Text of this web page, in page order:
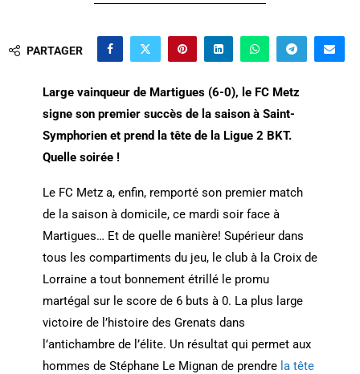
PARTAGER
Large vainqueur de Martigues (6-0), le FC Metz
signe son premier succès de la saison à Saint-
Symphorien et prend la tête de la Ligue 2 BKT.
Quelle soirée !
Le FC Metz a, enfin, remporté son premier match
de la saison à domicile, ce mardi soir face à
Martigues… Et de quelle manière! Supérieur dans
tous les compartiments du jeu, le club à la Croix de
Lorraine a tout bonnement étrillé le promu
martégal sur le score de 6 buts à 0. La plus large
victoire de l’histoire des Grenats dans
l’antichambre de l’élite. Un résultat qui permet aux
hommes de Stéphane Le Mignan de prendre la tête